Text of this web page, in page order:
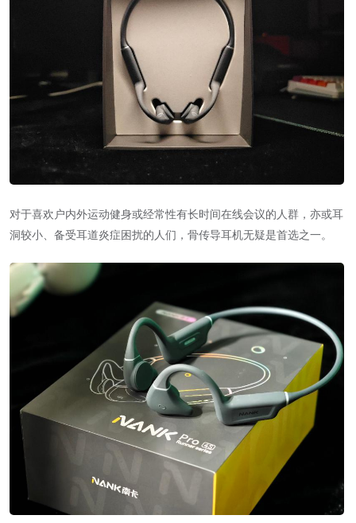
对于喜欢户内外运动健身或经常性有长时间在线会议的人群，亦或耳
洞较小、备受耳道炎症困扰的人们，骨传导耳机无疑是首选之一。